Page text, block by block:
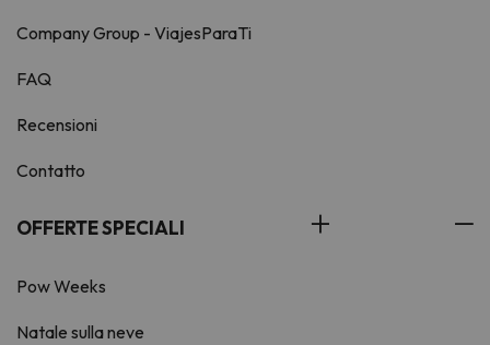
Company Group - ViajesParaTi
FAQ
Recensioni
Contatto
OFFERTE SPECIALI
Pow Weeks
Natale sulla neve